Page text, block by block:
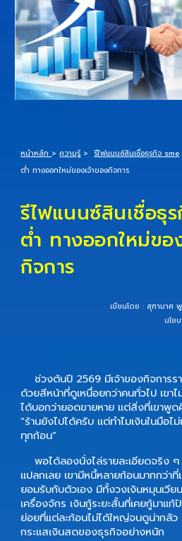
หน้าหลัก >ความรู้ > รีไฟแนนซ์สินเชื่อธุรกิจ sme
ต่ำ ทางออกใหม่ของเจ้าของกิจการ
รีไฟแนนซ์สินเชื่อธุ
ต่ำ ทางออกใหม่ขอ
กิจการ
เขียนโดย : สุฑามาศ
นโย
ช่วงต้นปี 2569 มีเจ้าของกิจการร
ด้วยสีหน้าที่ดูเหนื่อยกว่าคนทั่วไป เขา
ได้บอกว่ายอดขายหาย แต่สิ่งที่เขาพูด
“ร้านยังไปได้ครับ แต่ทำไมเงินในมือ
ทุกก้อน”
พอได้ลองนั่งไล่รายละเอียดจริง
แปลกเลย เขามีหนี้หลายก้อนมากกว่า
ยอมรับกับตัวเอง มีทั้งวงเงินหมุนเวีย
เครื่องจักร เงินกู้ระยะสั้นที่เคยกู้มาแก้
ย่อยที่แต่ละก้อนไม่ได้ใหญ่จนดูน่ากลั
กระแสเงินสดของธุรกิจอย่างหนัก